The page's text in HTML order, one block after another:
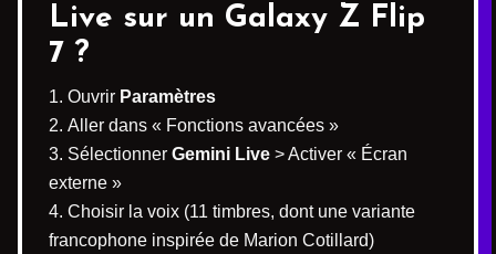
Live sur un Galaxy Z Flip
7 ?
Ouvrir Paramètres
Aller dans « Fonctions avancées »
Sélectionner Gemini Live > Activer « Écran
externe »
Choisir la voix (11 timbres, dont une variante
francophone inspirée de Marion Cotillard)